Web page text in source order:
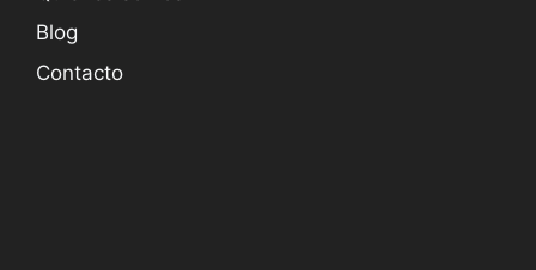
Blog
Contacto